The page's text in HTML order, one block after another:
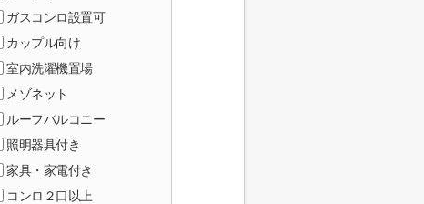
ガスコンロ設置可
カップル向け
室内洗濯機置場
メゾネット
ルーフバルコニー
照明器具付き
家具・家電付き
コンロ２口以上